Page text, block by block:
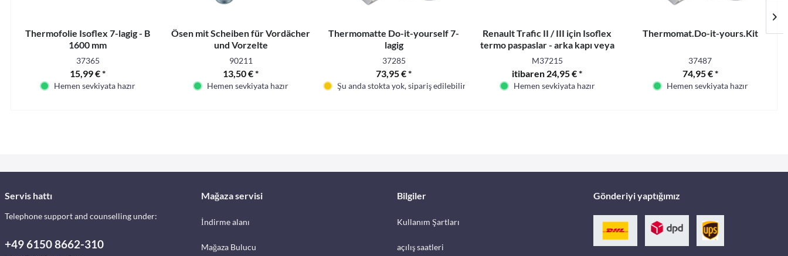
Thermofolie Isoflex 7-lagig - B
1600 mm
37365
15,99 € *
Hemen sevkiyata hazır
Ösen mit Scheiben für Vordächer
und Vorzelte
90211
13,50 € *
Hemen sevkiyata hazır
Thermomatte Do-it-yourself 7-
lagig
37285
73,95 € *
Şu anda stokta yok, sipariş edilebilir
Renault Trafic II / III için Isoflex
termo paspaslar - arka kapı veya
komple set -
M37215
itibaren 24,95 € *
Hemen sevkiyata hazır
Thermomat.Do-it-yours.Kit
37487
74,95 € *
Hemen sevkiyata hazır
Servis hattı
Telephone support and counselling under:
+49 6150 8662-310
Mağaza servisi
İndirme alanı
Mağaza Bulucu
Bilgiler
Kullanım Şartları
açılış saatleri
Gönderiyi yaptığımız